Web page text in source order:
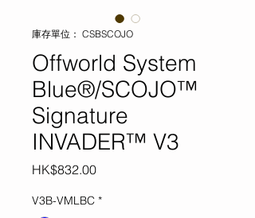
庫存單位： CSBSCOJO
Offworld System
Blue®/SCOJO™
Signature
INVADER™ V3
HK$832.00價
V3B-VMLBC *